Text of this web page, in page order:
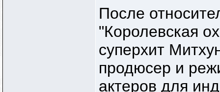
После
"Королевская
суперхит
продюсер и
актеров для